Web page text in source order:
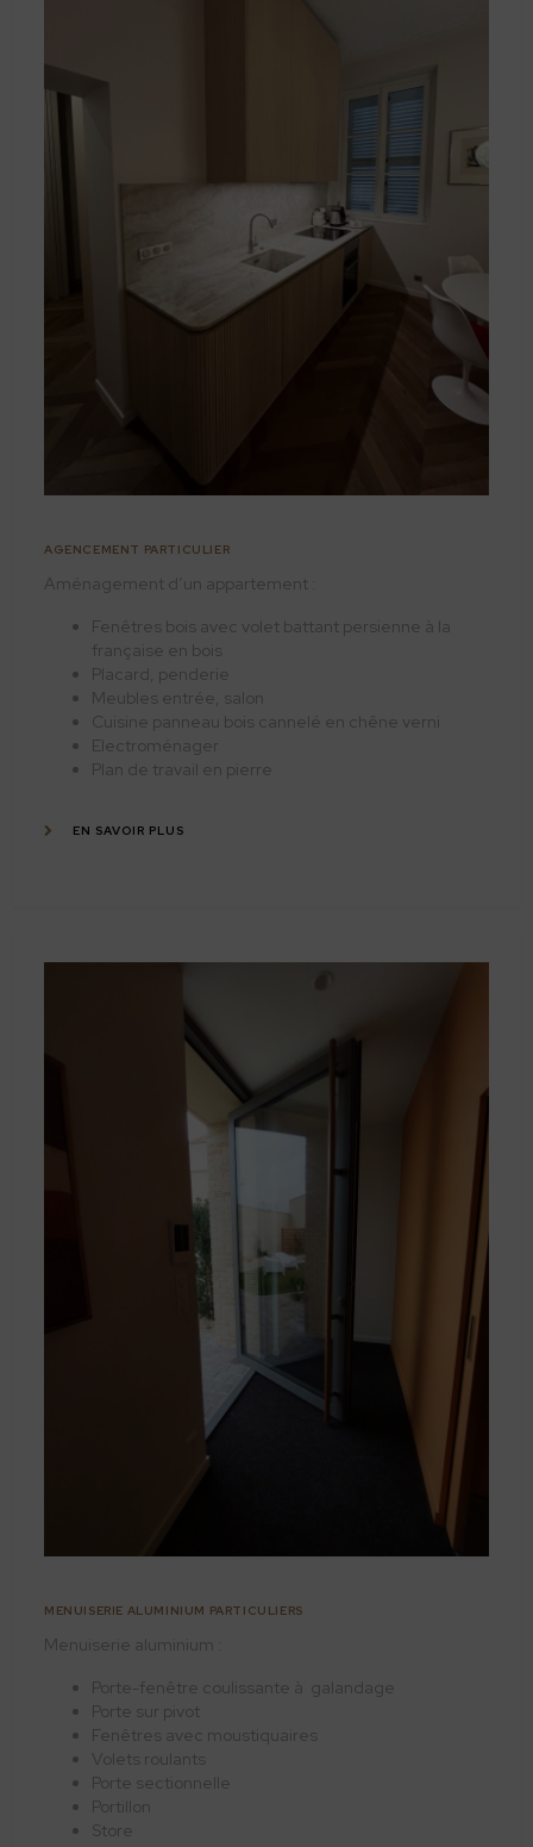
AGENCEMENT PARTICULIER
Aménagement d’un appartement :
Fenêtres bois avec volet battant persienne à la
française en bois
Placard, penderie
Meubles entrée, salon
Cuisine panneau bois cannelé en chêne verni
Electroménager
Plan de travail en pierre
EN SAVOIR PLUS
MENUISERIE ALUMINIUM PARTICULIERS
Menuiserie aluminium :
Porte-fenêtre coulissante à galandage
Porte sur pivot
Fenêtres avec moustiquaires
Volets roulants
Porte sectionnelle
Portillon
Store